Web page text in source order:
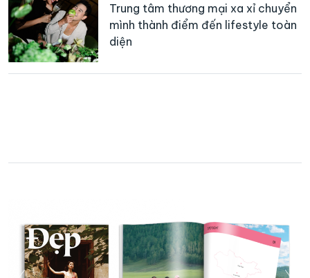
Trung tâm thương mại xa xỉ chuyển
mình thành điểm đến lifestyle toàn
diện